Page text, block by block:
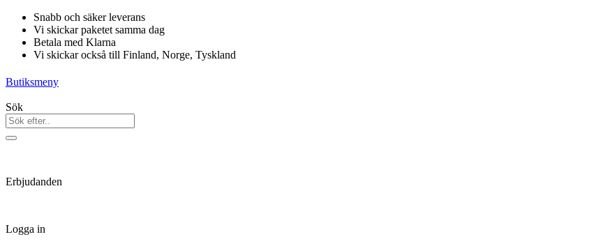
Hoppa
innehåll
Snabb och säker leverans
Vi skickar paketet samma dag
Betala med Klarna
Vi skickar också till Finland, Norge, Tyskland
Butiksmeny
Sök
Erbjudanden
Logga in